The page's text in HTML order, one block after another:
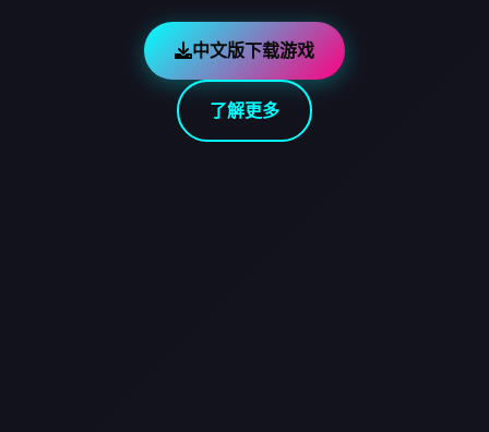
中文版下载游戏
了解更多